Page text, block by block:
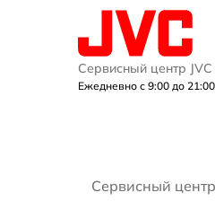
Сервисный центр JVC
Ежедневно с 9:00 до 21:00
Сервисный центр